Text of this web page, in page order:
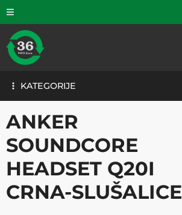
KATEGORIJE
KATEGORIJE
ANKER
SOUNDCORE
HEADSET Q20I
CRNA-SLUŠALICE